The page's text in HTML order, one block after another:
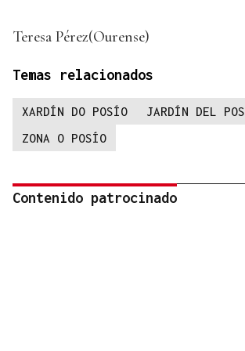
Teresa Pérez(Ourense)
Temas relacionados
XARDÍN DO POSÍO
JARDÍN DEL
ZONA O POSÍO
Contenido patrocinado